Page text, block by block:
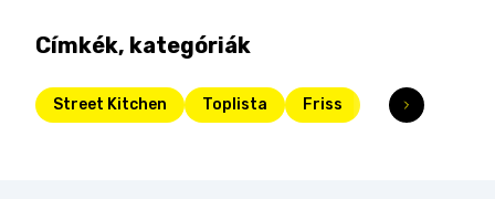
Címkék, kategóriák
Street Kitchen Toplista Friss